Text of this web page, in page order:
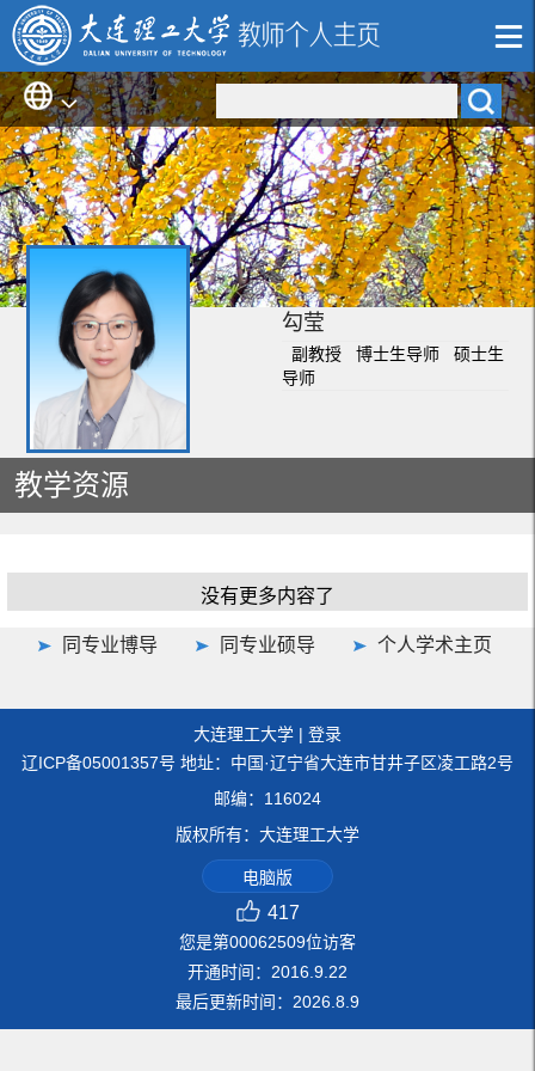
勾莹
副教授 博士生导师 硕士生
导师
教学资源
没有更多内容了
同专业博导 同专业硕导 个人学术主页
大连理工大学 | 登录
辽ICP备05001357号 地址：中国·辽宁省大连市甘井子区凌工路2号
邮编：116024
版权所有：大连理工大学
电脑版
417
您是第00062509位访客
开通时间： 2016 9 22
最后更新时间： 2026 8 9